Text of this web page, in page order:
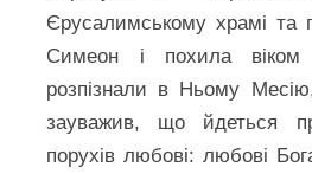
Єрусалимському храмі та
Симеон і похила віком
розпізнали в Ньому
зауважив, що йдеться
порухів любові: любові